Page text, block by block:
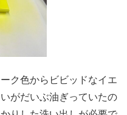
ク色からビビッドなイエ
がだいぶ油ぎっていたの